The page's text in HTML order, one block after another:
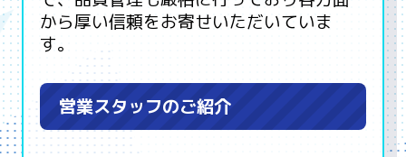
から厚い信頼をお寄せいただいていま
す。
営業スタッフのご紹介